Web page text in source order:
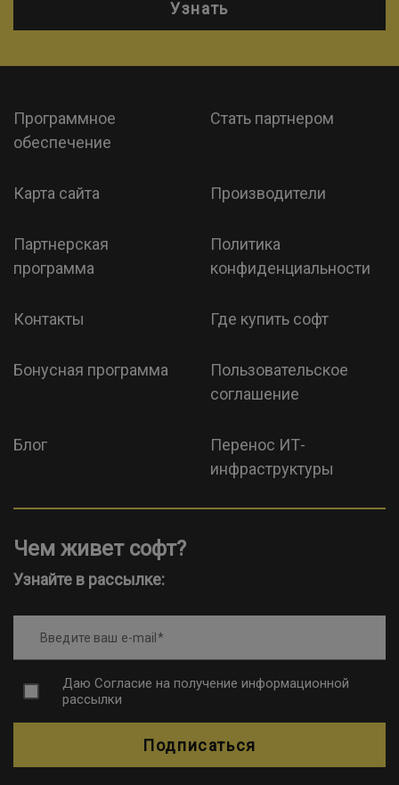
Узнать
Программное
обеспечение
Стать партнером
Карта сайта Производители
Партнерская
программа
Политика
конфиденциальности
Контакты Где купить софт
Бонусная программа
Пользовательское
соглашение
Блог
Перенос ИТ-
инфраструктуры
Чем живет софт?
Узнайте в рассылке:
Введите ваш e-mail
Даю Согласие на получение информационной
рассылки
Подписаться